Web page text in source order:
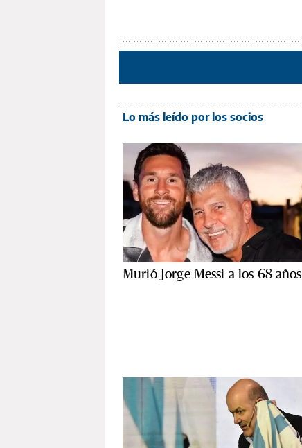
Lo más leído por los socios
Murió Jorge Messi a los 68 años